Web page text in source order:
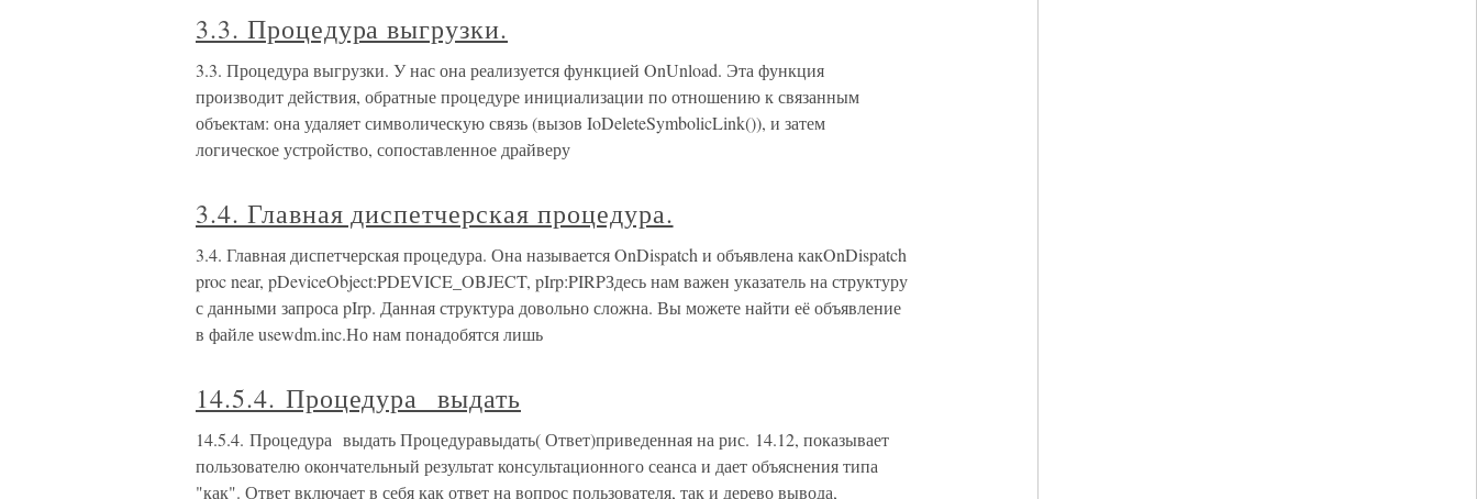
3.3. Процедура выгрузки.
3.3. Процедура выгрузки. У нас она реализуется функцией OnUnload. Эта функция
производит действия, обратные процедуре инициализации по отношению к связанным
объектам: она удаляет символическую связь (вызов IoDeleteSymbolicLink()), и затем
логическое устройство, сопоставленное драйверу
3.4. Главная диспетчерская процедура.
3.4. Главная диспетчерская процедура. Она называется OnDispatch и объявлена какOnDispatch
proc near, pDeviceObject:PDEVICE_OBJECT, pIrp:PIRPЗдесь нам важен указатель на структуру
с данными запроса pIrp. Данная структура довольно сложна. Вы можете найти её объявление
в файле usewdm.inc.Но нам понадобятся лишь
14.5.4. Процедура выдать
14.5.4. Процедура выдать Процедуравыдать( Ответ)приведенная на рис. 14.12, показывает
пользователю окончательный результат консультационного сеанса и дает объяснения типа
"как". Ответ включает в себя как ответ на вопрос пользователя, так и дерево вывода,